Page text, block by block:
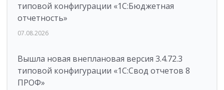
типовой конфигурации «1C:Бюджетная
отчетность»
07.08.2026
Вышла новая внеплановая версия 3.4.72.3
типовой конфигурации «1C:Свод отчетов 8
ПРОФ»